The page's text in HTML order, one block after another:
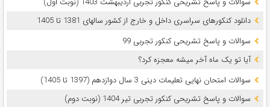
دانلود کنکورهای سراسری داخل و خارج از کشور سالهای 1381 تا 1405
سوالات و پاسخ تشریحی کنکور تجربی 99
آیا تو یک ماه آخر میشه معجزه کرد؟
سوالات امتحان نهایی تعلیمات دینی 3 سال دوازدهم (1397 تا 1405)
سوالات و پاسخ تشریحی کنکور تجربی تیر 1404 (نوبت دوم)